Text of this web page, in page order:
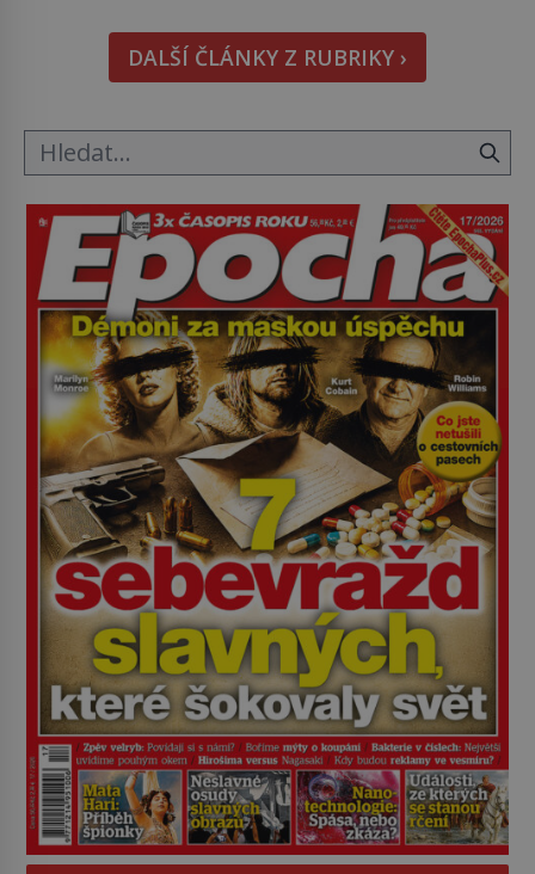
pověsil Napoleon? Samotný císař Napoleon
Bonaparte (1769–1821) má pro malbu slabost, a
tak si ji ještě jako první konzul přemístí do své
DALŠÍ ČLÁNKY Z RUBRIKY ›